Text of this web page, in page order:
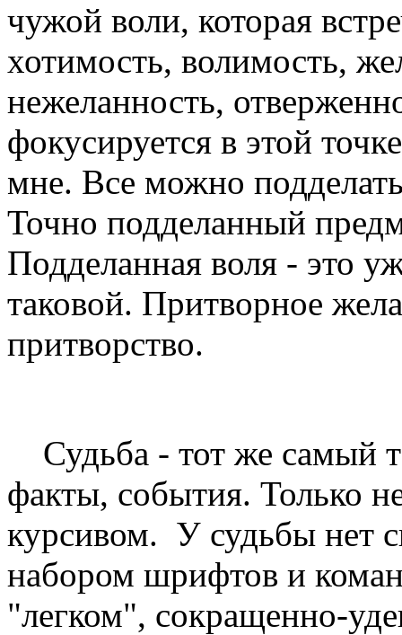
чужой воли, которая
хотимость, волимость,
нежеланность,
фокусируется в этой
мне. Все можно
Точно подделанный
Подделанная воля - это
таковой. Притворное
притворство.
Судьба - тот же самый
факты, события. Только
курсивом. У судьбы нет
набором шрифтов и
"легком", сокращенно-